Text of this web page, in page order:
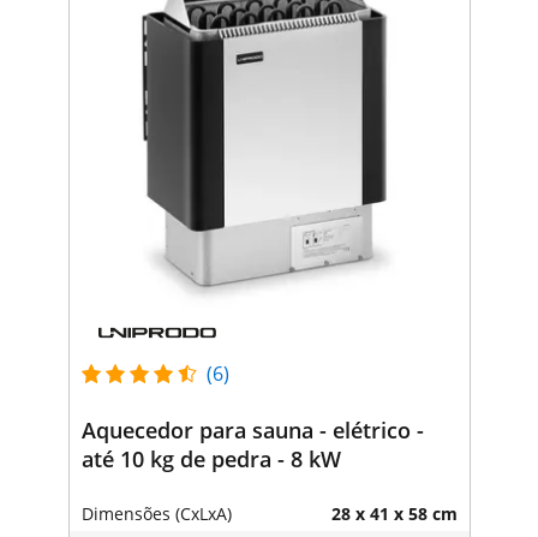
(6)
Aquecedor para sauna - elétrico -
até 10 kg de pedra - 8 kW
Dimensões (CxLxA) 28 x 41 x 58 cm